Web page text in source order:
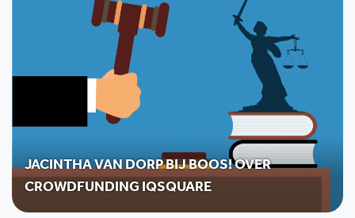
JACINTHA VAN DORP BIJ BOOS! OVER
CROWDFUNDING IQSQUARE